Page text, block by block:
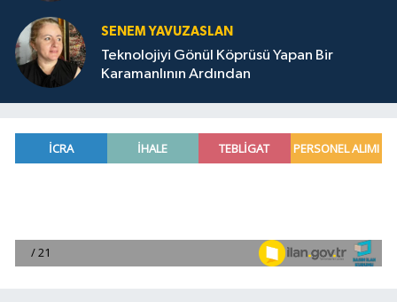
SENEM YAVUZASLAN
Teknolojiyi Gönül Köprüsü Yapan Bir
Karamanlının Ardından